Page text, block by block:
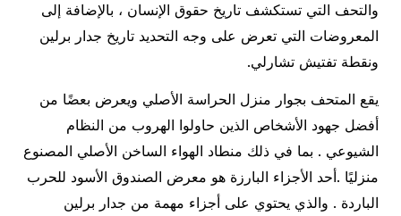
والتحف التي تستكشف تاريخ حقوق الإنسان ، بالإضافة إلى
المعروضات التي تعرض على وجه التحديد تاريخ جدار برلين
ونقطة تفتيش تشارلي.
يقع المتحف بجوار منزل الحراسة الأصلي ويعرض بعضًا من
أفضل جهود الأشخاص الذين حاولوا الهروب من النظام
الشيوعي . بما في ذلك منطاد الهواء الساخن الأصلي المصنوع
منزليًا .أحد الأجزاء البارزة هو معرض الصندوق الأسود للحرب
الباردة . والذي يحتوي على أجزاء مهمة من جدار برلين